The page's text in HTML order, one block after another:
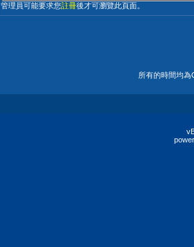
管理員可能要求您註冊後才可瀏覽此頁面。
所有的時間均為